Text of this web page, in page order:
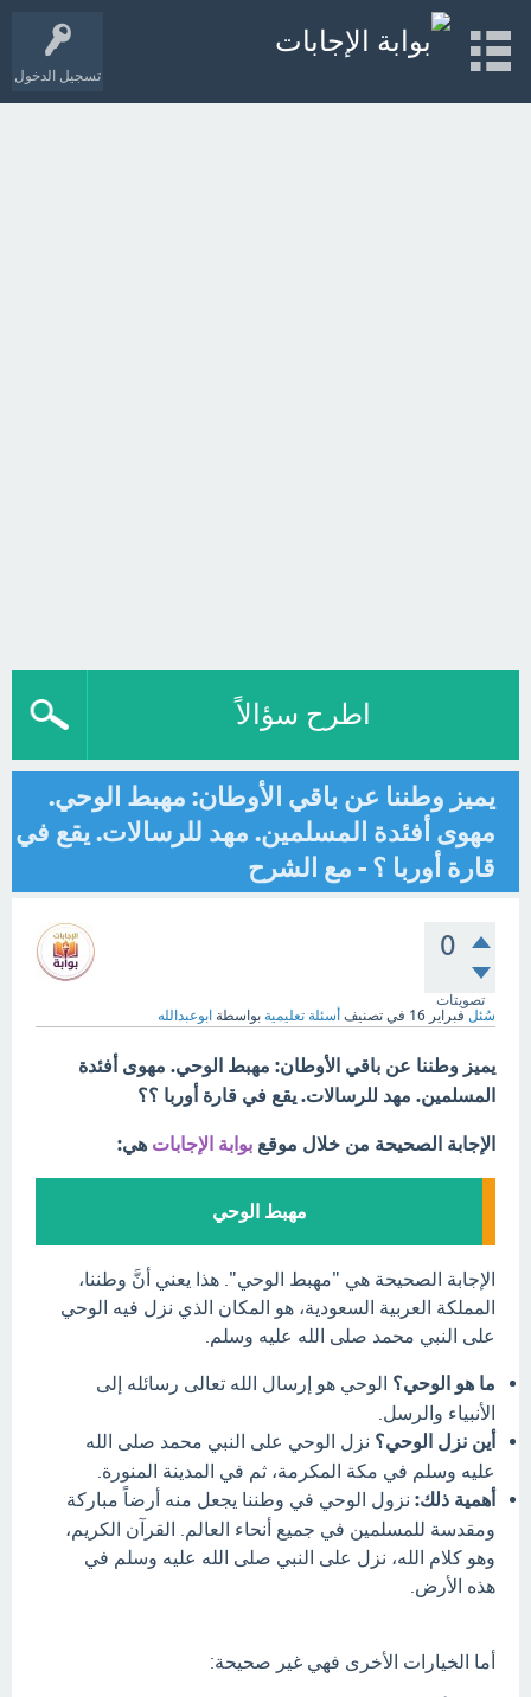
تسجيل الدخول
اطرح سؤالاً
يميز وطننا عن باقي الأوطان: مهبط الوحي.
مهوى أفئدة المسلمين. مهد للرسالات. يقع في
قارة أوربا ؟ - مع الشرح
0
تصويتات
سُئل فبراير 16 في تصنيف أسئلة تعليمية بواسطة ابوعبدالله
يميز وطننا عن باقي الأوطان: مهبط الوحي. مهوى أفئدة
المسلمين. مهد للرسالات. يقع في قارة أوربا ؟؟
الإجابة الصحيحة من خلال موقع بوابة الإجابات هي:
مهبط الوحي
الإجابة الصحيحة هي "مهبط الوحي". هذا يعني أنَّ وطننا،
المملكة العربية السعودية، هو المكان الذي نزل فيه الوحي
على النبي محمد صلى الله عليه وسلم.
ما هو الوحي؟ الوحي هو إرسال الله تعالى رسائله إلى
الأنبياء والرسل.
أين نزل الوحي؟ نزل الوحي على النبي محمد صلى الله
عليه وسلم في مكة المكرمة، ثم في المدينة المنورة.
أهمية ذلك: نزول الوحي في وطننا يجعل منه أرضاً مباركة
ومقدسة للمسلمين في جميع أنحاء العالم. القرآن الكريم،
وهو كلام الله، نزل على النبي صلى الله عليه وسلم في
هذه الأرض.
أما الخيارات الأخرى فهي غير صحيحة: